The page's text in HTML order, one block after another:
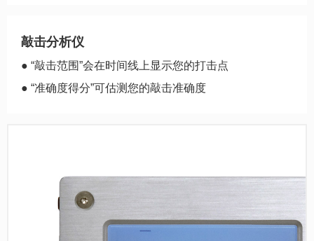
敲击分析仪
● “敲击范围”会在时间线上显示您的打击点
● “准确度得分”可估测您的敲击准确度